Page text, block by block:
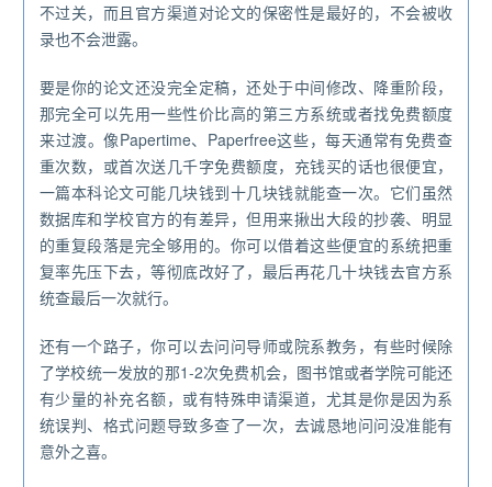
不过关，而且官方渠道对论文的保密性是最好的，不会被收
录也不会泄露。
要是你的论文还没完全定稿，还处于中间修改、降重阶段，
那完全可以先用一些性价比高的第三方系统或者找免费额度
来过渡。像Papertime、Paperfree这些，每天通常有免费查
重次数，或首次送几千字免费额度，充钱买的话也很便宜，
一篇本科论文可能几块钱到十几块钱就能查一次。它们虽然
数据库和学校官方的有差异，但用来揪出大段的抄袭、明显
的重复段落是完全够用的。你可以借着这些便宜的系统把重
复率先压下去，等彻底改好了，最后再花几十块钱去官方系
统查最后一次就行。
还有一个路子，你可以去问问导师或院系教务，有些时候除
了学校统一发放的那1-2次免费机会，图书馆或者学院可能还
有少量的补充名额，或有特殊申请渠道，尤其是你是因为系
统误判、格式问题导致多查了一次，去诚恳地问问没准能有
意外之喜。